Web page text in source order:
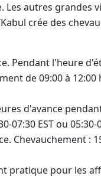
Les autres grandes
crée des
Pendant l'heure
de 09:00 à 12:00
d'avance
EST ou 05:30-
Chevauchement :
pratique pour les